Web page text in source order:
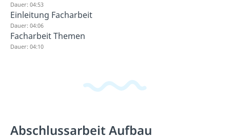
Dauer: 04:53
Einleitung Facharbeit
Dauer: 04:06
Facharbeit Themen
Dauer: 04:10
Abschlussarbeit Aufbau